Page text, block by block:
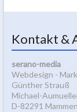
Kontakt &
serano-media
Webdesign -
Günther Strauß
Michael-
D-82291